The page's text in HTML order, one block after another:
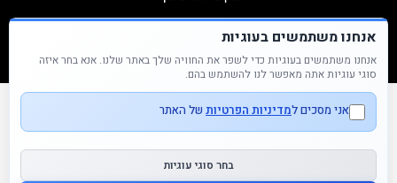
Nest &copy כל הזכויות שמורות
אנחנו משתמשים בעוגיות
אנחנו משתמשים בעוגיות כדי לשפר את החוויה שלך באתר שלנו. אנא בחר איזה
סוגי עוגיות אתה מאפשר לנו להשתמש בהם.
אני מסכים למדיניות הפרטיות של האתר
בחר סוגי עוגיות